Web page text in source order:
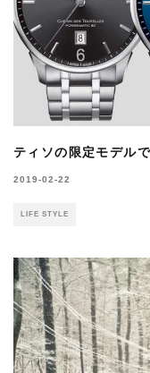
ティソの限定モデル
2019-02-22
LIFE STYLE